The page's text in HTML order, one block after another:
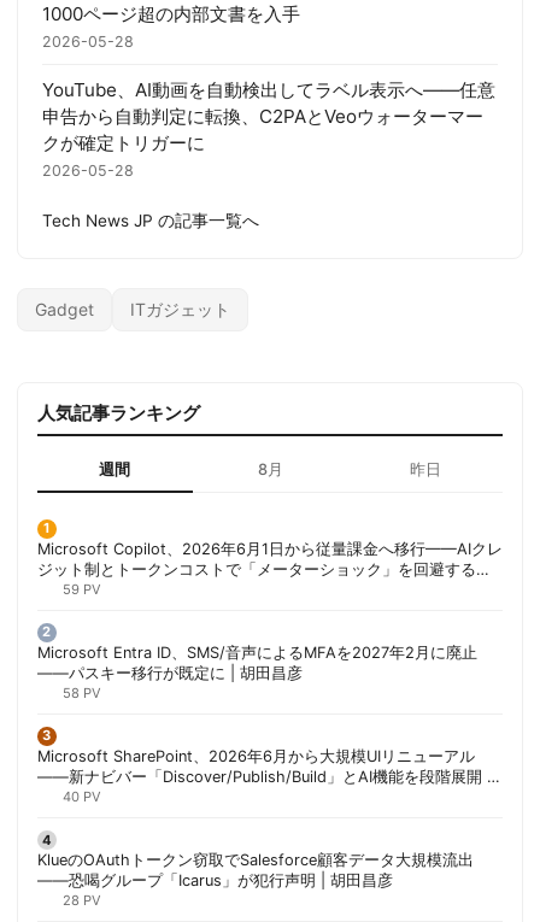
1000ページ超の内部文書を入手
2026-05-28
YouTube、AI動画を自動検出してラベル表示へ——任意
申告から自動判定に転換、C2PAとVeoウォーターマー
クが確定トリガーに
2026-05-28
Tech News JP の記事一覧へ
Gadget ITガジェット
人気記事ランキング
週間 8月 昨日
Microsoft Copilot、2026年6月1日から従量課金へ移行——AIクレ
ジット制とトークンコストで「メーターショック」を回避する方
法 | 胡田昌彦
59 PV
Microsoft Entra ID、SMS/音声によるMFAを2027年2月に廃止
——パスキー移行が既定に | 胡田昌彦
58 PV
Microsoft SharePoint、2026年6月から大規模UIリニューアル
——新ナビバー「Discover/Publish/Build」とAI機能を段階展開 |
胡田昌彦
40 PV
KlueのOAuthトークン窃取でSalesforce顧客データ大規模流出
——恐喝グループ「Icarus」が犯行声明 | 胡田昌彦
28 PV